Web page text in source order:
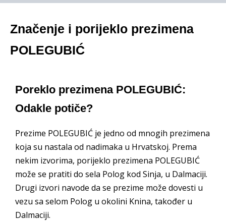
Značenje i porijeklo prezimena
POLEGUBIĆ
Poreklo prezimena POLEGUBIĆ:
Odakle potiče?
Prezime POLEGUBIĆ je jedno od mnogih prezimena
koja su nastala od nadimaka u Hrvatskoj. Prema
nekim izvorima, porijeklo prezimena POLEGUBIĆ
može se pratiti do sela Polog kod Sinja, u Dalmaciji.
Drugi izvori navode da se prezime može dovesti u
vezu sa selom Polog u okolini Knina, također u
Dalmaciji.